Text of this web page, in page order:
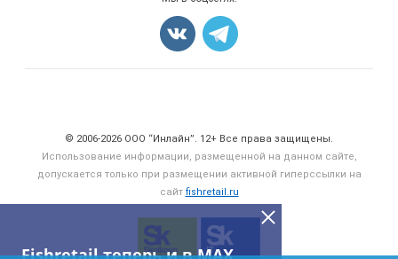
Fishretail теперь и в MAX
Карта объявлений
© 2006‑2026 ООО “Инлайн”. 12+ Все права защищены.
Использование информации, размещенной на данном сайте,
допускается только при размещении активной гиперссылки на
сайт fishretail.ru